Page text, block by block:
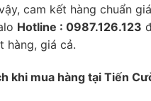
cam kết hàng chuẩn
Hotline : 0987.126.123
hàng, giá cả.
khi mua hàng tại Tiến